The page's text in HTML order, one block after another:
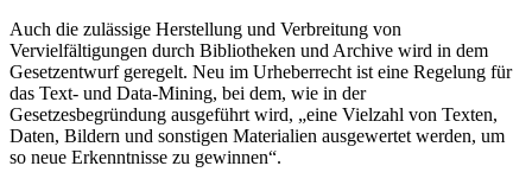
Auch die zulässige Herstellung und Verbreitung von
Vervielfältigungen durch Bibliotheken und Archive wird in dem
Gesetzentwurf geregelt. Neu im Urheberrecht ist eine Regelung für
das Text- und Data-Mining, bei dem, wie in der
Gesetzesbegründung ausgeführt wird, „eine Vielzahl von Texten,
Daten, Bildern und sonstigen Materialien ausgewertet werden, um
so neue Erkenntnisse zu gewinnen“.